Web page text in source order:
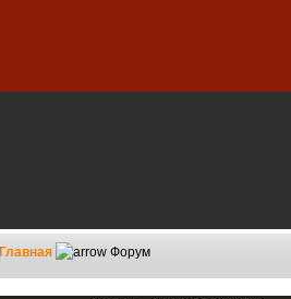
Главная Форум